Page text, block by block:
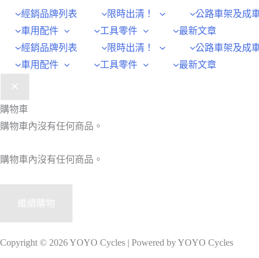
經銷品牌列表 限時出清！ 公路車架及成
車用配件
工具零件
最新文章
經銷品牌列表
限時出清！ 公路車架及成
車用配件
工具零件 最新文章
購物車
購物車內沒有任何商品。
購物車內沒有任何商品。
繼續購物
Copyright © 2026 YOYO Cycles | Powered by YOYO Cycles